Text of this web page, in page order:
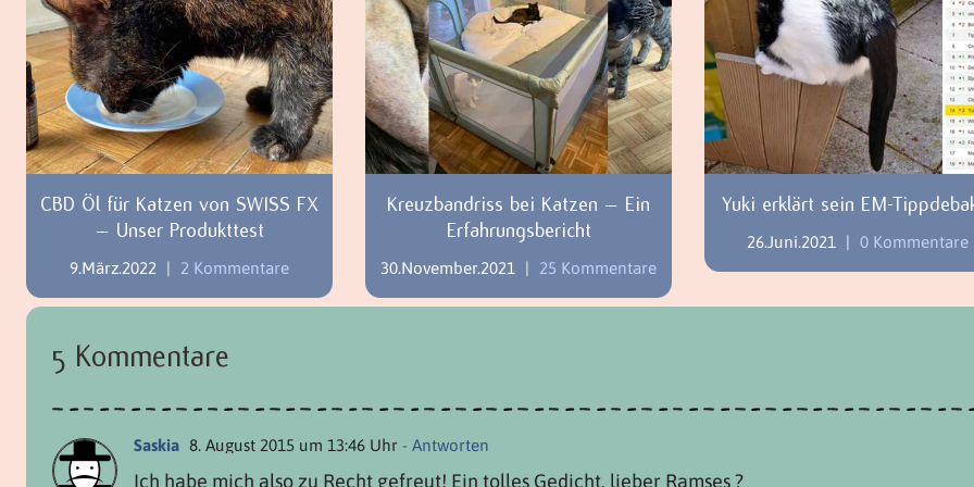
CBD Öl für Katzen von SWISS FX
– Unser Produkttest
9.März.2022 2 Kommentare
Kreuzbandriss bei Katzen – Ein
Erfahrungsbericht
30.November.2021 25 Kommentare
Yuki erklärt sein EM-
26.Juni.2021 0 Kommentare
5 Kommentare
Saskia 8. August 2015 um 13:46 Uhr - Antworten
Ich habe mich also zu Recht gefreut! Ein tolles Gedicht, lieber Ramses ?